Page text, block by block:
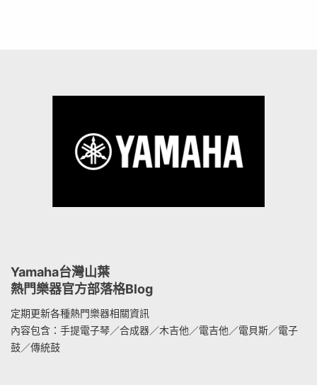
Yamaha台灣山葉
熱門樂器官方部落格Blog
定期更新各種熱門樂器相關資訊
內容包含：手提電子琴／合成器／木吉他／電吉他／電貝斯／電子
鼓／傳統鼓